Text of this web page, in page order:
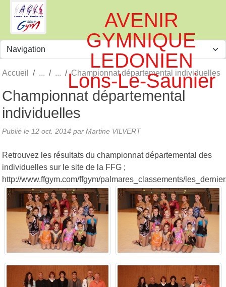
AVENIR
GYMNIQUE
LEDONIEN
Lons-Le-Saunier
Accueil Championnat départemental individuelles
Championnat départemental
individuelles
Publié le 12 oct. 2014 par Martine VILVERT
Retrouvez les résultats du championnat départemental des
individuelles sur le site de la FFG ;
http://www.ffgym.com/ffgym/palmares_classements/
Panneau de gestion des cookies